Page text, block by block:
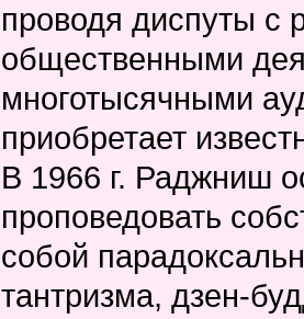
проводя диспуты с
общественными
многотысячными
приобретает
В 1966 г. Раджниш
проповедовать
собой
тантризма, дзен-